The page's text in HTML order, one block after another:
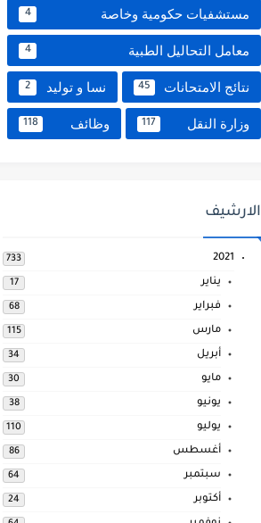
مستشفيات حكومية وخاصة 4
معامل التحاليل الطبية 4
نتائج الامتحانات 45 نسا و توليد 2
وزارة النقل 117 وظائف 118
الارشيف
2021
733
يناير 17
فبراير 68
مارس 115
أبريل 34
مايو 30
يونيو 38
يوليو 110
أغسطس 86
سبتمبر 64
أكتوبر 24